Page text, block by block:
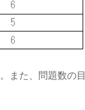
また、問題数の目